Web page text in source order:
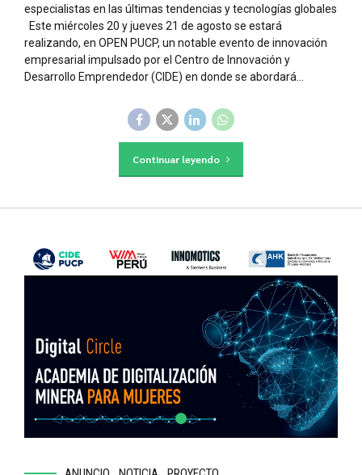
especialistas en las últimas tendencias y tecnologías globales
Este miércoles 20 y jueves 21 de agosto se estará
realizando, en OPEN PUCP, un notable evento de innovación
empresarial impulsado por el Centro de Innovación y
Desarrollo Emprendedor (CIDE) en donde se abordará...
Continuar leyendo